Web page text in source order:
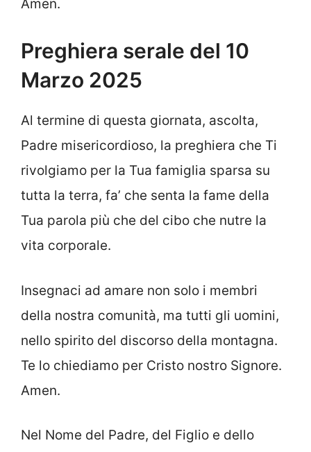
Amen.
Preghiera serale del 10
Marzo 2025
Al termine di questa giornata, ascolta,
Padre misericordioso, la preghiera che Ti
rivolgiamo per la Tua famiglia sparsa su
tutta la terra, fa’ che senta la fame della
Tua parola più che del cibo che nutre la
vita corporale.
Insegnaci ad amare non solo i membri
della nostra comunità, ma tutti gli uomini,
nello spirito del discorso della montagna.
Te lo chiediamo per Cristo nostro Signore.
Amen.
Nel Nome del Padre, del Figlio e dello